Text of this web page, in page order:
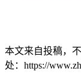
本文来自投稿，
处：https://